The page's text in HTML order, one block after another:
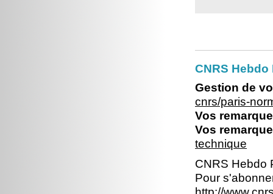
CNRS
Gestion de
cnrs/paris-
Vos
Vos
technique
CNRS Hebdo
Pour